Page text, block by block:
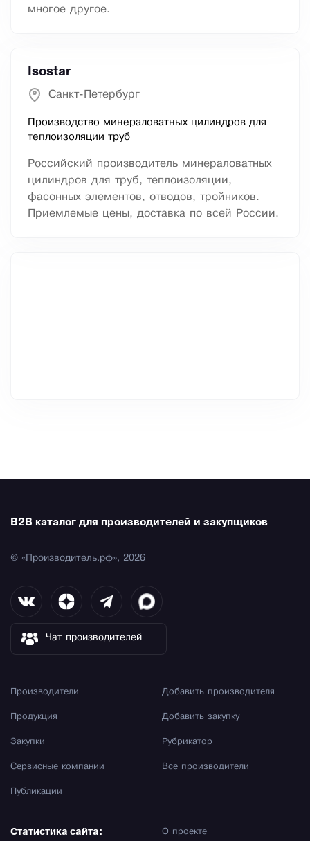
многое другое.
Isostar
Санкт-Петербург
Производство минераловатных цилиндров для
теплоизоляции труб
Российский производитель минераловатных
цилиндров для труб, теплоизоляции,
фасонных элементов, отводов, тройников.
Приемлемые цены, доставка по всей России.
B2B каталог для производителей и закупщиков
© «Производитель.рф», 2026
Чат производителей
Производители
Продукция
Закупки
Сервисные компании
Публикации
Добавить производителя
Добавить закупку
Рубрикатор
Все производители
О проекте
Статистика сайта: